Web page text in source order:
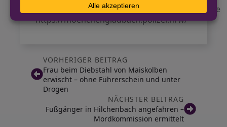
pressestelle.moenchengladbach@polizei.nrw.de
https://moenchengladbach.polizei.nrw/
VORHERIGER BEITRAG
Frau beim Diebstahl von Maiskolben
erwischt – ohne Führerschein und unter
Drogen
NÄCHSTER BEITRAG
Fußgänger in Hilchenbach angefahren –
Mordkommission ermittelt